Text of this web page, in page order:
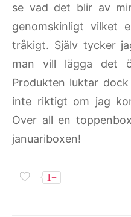
se vad det blir av
genomskinligt vilket
tråkigt. Själv tycker
man vill lägga det
Produkten luktar
inte riktigt om jag
Over all en
januariboxen!
1+